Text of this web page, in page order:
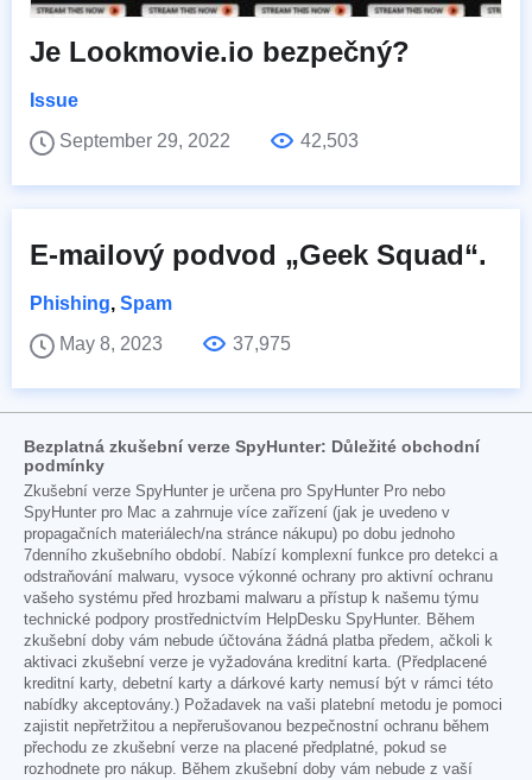
Je Lookmovie.io bezpečný?
Issue
September 29, 2022
42,503
E-mailový podvod „Geek Squad“.
Phishing, Spam
May 8, 2023
37,975
Bezplatná zkušební verze SpyHunter: Důležité obchodní
podmínky
Zkušební verze SpyHunter je určena pro SpyHunter Pro nebo
SpyHunter pro Mac a zahrnuje více zařízení (jak je uvedeno v
propagačních materiálech/na stránce nákupu) po dobu jednoho
7denního zkušebního období. Nabízí komplexní funkce pro detekci a
odstraňování malwaru, vysoce výkonné ochrany pro aktivní ochranu
vašeho systému před hrozbami malwaru a přístup k našemu týmu
technické podpory prostřednictvím HelpDesku SpyHunter. Během
zkušební doby vám nebude účtována žádná platba předem, ačkoli k
aktivaci zkušební verze je vyžadována kreditní karta. (Předplacené
kreditní karty, debetní karty a dárkové karty nemusí být v rámci této
nabídky akceptovány.) Požadavek na vaši platební metodu je pomoci
zajistit nepřetržitou a nepřerušovanou bezpečnostní ochranu během
přechodu ze zkušební verze na placené předplatné, pokud se
rozhodnete pro nákup. Během zkušební doby vám nebude z vaší